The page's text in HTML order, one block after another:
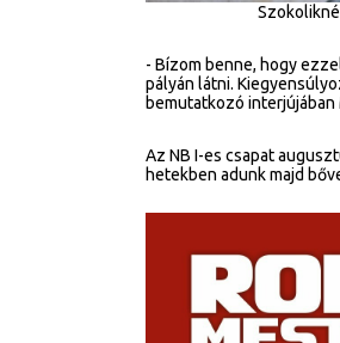
- Bízom benne, hogy
pályán látni.
bemutatkozó interjújában
Az NB I-es csapat
hetekben adunk majd